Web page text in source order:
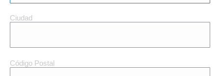
Ciudad
y
Ciudad
Código Postal